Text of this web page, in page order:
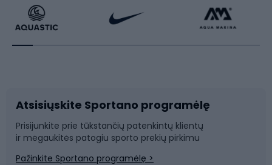
Dviratininkų apranga
Dviračių dalys
Laipiojimas
Rakečių sportas
Rogutės ir čiuožynės
Snieglenčių sportas
Atsisiųskite Sportano programėlę
Prisijunkite prie tūkstančių patenkintų klientų
ir mėgaukitės patogiu sporto prekių pirkimu
Pažinkite Sportano programėlę >